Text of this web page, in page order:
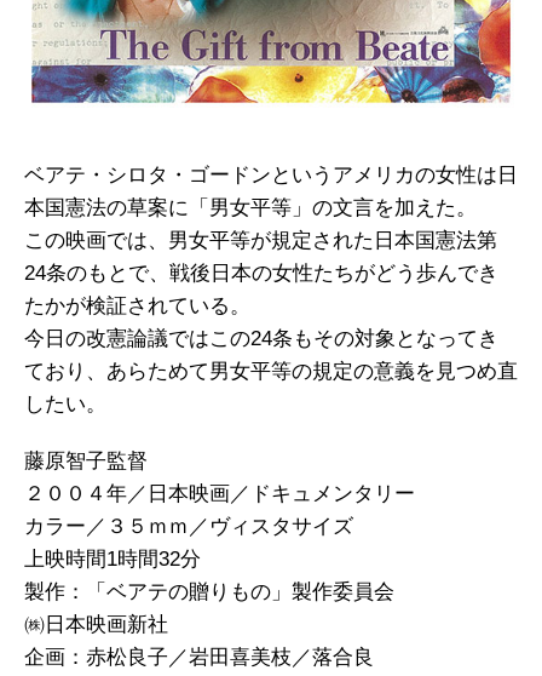
ベアテ・シロタ・ゴードンというアメリカの女性は日
本国憲法の草案に「男女平等」の文言を加えた。
この映画では、男女平等が規定された日本国憲法第
24条のもとで、戦後日本の女性たちがどう歩んでき
たかが検証されている。
今日の改憲論議ではこの24条もその対象となってき
ており、あらためて男女平等の規定の意義を見つめ直
したい。
藤原智子監督
２００４年／日本映画／ドキュメンタリー
カラー／３５ｍｍ／ヴィスタサイズ
上映時間1時間32分
製作：「ベアテの贈りもの」製作委員会
㈱日本映画新社
企画：赤松良子／岩田喜美枝／落合良